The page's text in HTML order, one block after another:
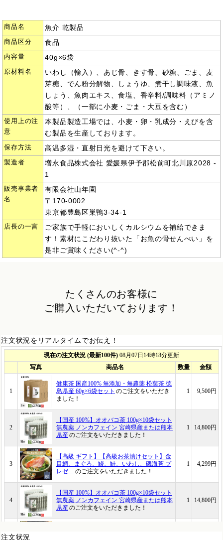
商品名 魚介 乾製品
商品区分 食品
内容量 40g×6袋
原材料名
いわし（輸入）、あじ骨、きす骨、砂糖、ごま、麦
芽糖、でん粉分解物、しょうゆ、煮干し調味液、魚
しょう、魚肉エキス、食塩、香辛料/調味料（アミノ
酸等）、（一部に小麦・ごま・大豆を含む）
使用上の注
意
本製品製造工場では、小麦・卵・乳成分・えびを含
む製品を生産しております。
保存方法 高温多湿・直射日光を避けて下さい。
製造者
増永食品株式会社 愛媛県伊予郡松前町北川原2028 -
1
販売事業者
名
有限会社山年園
〒170-0002
東京都豊島区巣鴨3-34-1
店長の一言
ご家族で手軽においしくカルシウムを補給できま
す！素材にこだわり抜いた「お魚の骨せんべい」を
是非ご賞味ください(^-^)
たくさんのお客様に
ご購入いただいております！
注文状況をリアルタイムでお伝え！
注文状況